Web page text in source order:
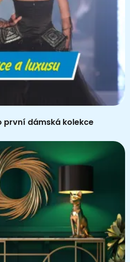
první dámská kolekce